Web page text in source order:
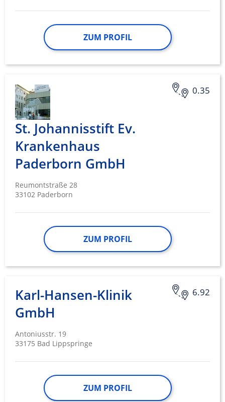
ZUM PROFIL
0.35
St. Johannisstift Ev.
Krankenhaus
Paderborn GmbH
Reumontstraße 28
33102 Paderborn
ZUM PROFIL
6.92
Karl-Hansen-Klinik
GmbH
Antoniusstr. 19
33175 Bad Lippspringe
ZUM PROFIL